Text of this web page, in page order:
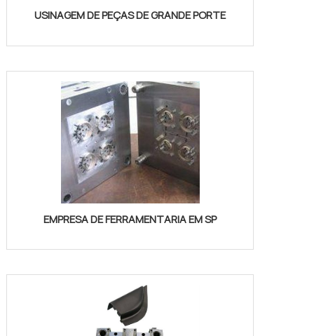
USINAGEM DE PEÇAS DE GRANDE PORTE
EMPRESA DE FERRAMENTARIA EM SP